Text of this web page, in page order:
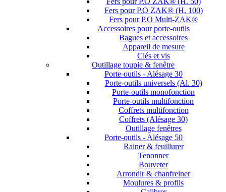
Fers pour P.O ZAK® (H. 100)
Fers pour P.O Multi-ZAK®
Accessoires pour porte-outils
Bagues et accessoires
Appareil de mesure
Clés et vis
Outillage toupie & fenêtre
Porte-outils - Alésage 30
Porte-outils universels (Al. 30)
Porte-outils monofonction
Porte-outils multifonction
Coffrets multifonction
Coffrets (Alésage 30)
Outillage fenêtres
Porte-outils - Alésage 50
Rainer & feuillurer
Tenonner
Bouveter
Arrondir & chanfreiner
Moulures & profils